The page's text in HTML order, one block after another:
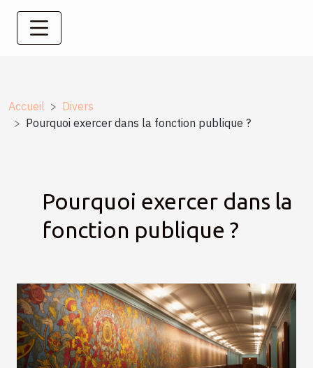
Accueil
Divers
Pourquoi exercer dans la fonction publique ?
Pourquoi exercer dans la
fonction publique ?